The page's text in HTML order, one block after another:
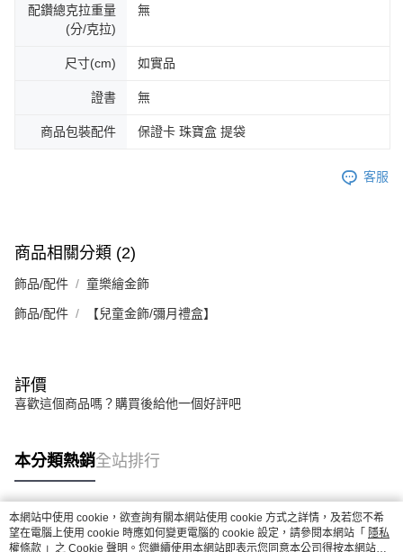
配鑽總克拉重量
(分/克拉)
無
尺寸(cm) 如實品
證書 無
商品包裝配件 保證卡 珠寶盒 提袋
客服
商品相關分類 (2)
飾品/配件 童樂繪金飾
飾品/配件 【兒童金飾/彌月禮盒】
評價
喜歡這個商品嗎？購買後給他一個好評吧
本分類熱銷全站排行
熱門標籤
本網站中使用 cookie，欲查詢有關本網站使用 cookie 方式之詳情，及若您不希
望在電腦上使用 cookie 時應如何變更電腦的 cookie 設定，請參閱本網站「 隱私
權條款 」之 Cookie 聲明。您繼續使用本網站即表示您同意本公司得按本網站使